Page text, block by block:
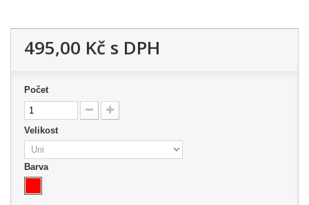
495,00 Kč s DPH
Počet
Velikost
Barva